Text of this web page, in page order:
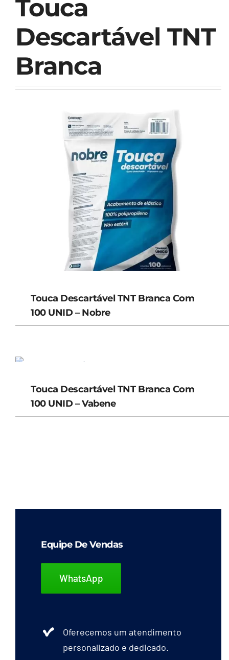
Touca
Descartável TNT
Branca
Touca Descartável TNT Branca Com
100 UNID – Nobre
Touca Descartável TNT Branca Com
100 UNID – Vabene
Equipe De Vendas
WhatsApp
Oferecemos um atendimento
personalizado e dedicado.